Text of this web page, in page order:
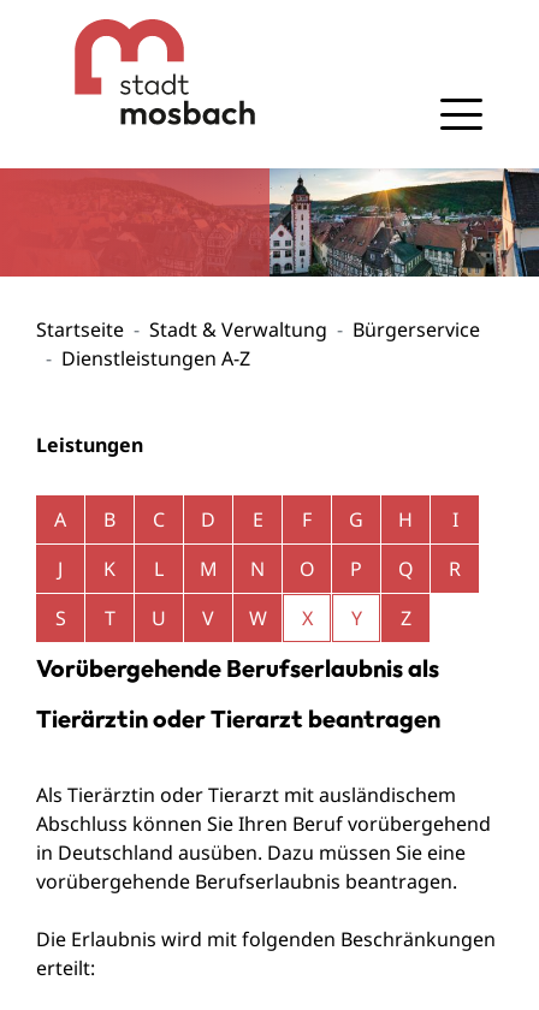
Gehe zum Navigationsbereich
Gehe zum Inhalt
Startseite Stadt & Verwaltung
Bürgerservice
Dienstleistungen A-Z
Leistungen
Alphabetisches Register überspringen
A B C D E F G H
I
J
K L M N O P Q
R
S
T U V W X Y Z
Vorübergehende Berufserlaubnis als
Tierärztin oder Tierarzt beantragen
Als Tierärztin oder Tierarzt mit ausländischem
Abschluss können Sie Ihren Beruf vorübergehend
in Deutschland ausüben. Dazu müssen Sie eine
vorübergehende Berufserlaubnis beantragen.
Die Erlaubnis wird mit folgenden Beschränkungen
erteilt: